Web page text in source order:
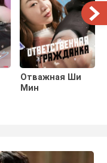
Отважная Ши
Мин